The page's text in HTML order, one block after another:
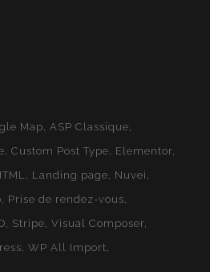
Map
ASP Classique
Custom Post Type
Elementor
Landing page
Nuvei
Prise de rendez-vous
Stripe Visual Composer
WP All Import